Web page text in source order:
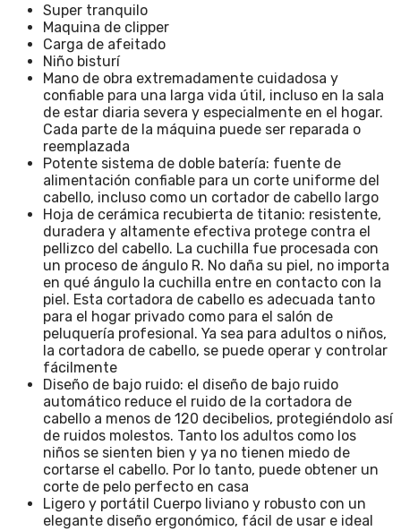
Super tranquilo
Maquina de clipper
Carga de afeitado
Niño bisturí
Mano de obra extremadamente cuidadosa y
confiable para una larga vida útil, incluso en la sala
de estar diaria severa y especialmente en el hogar.
Cada parte de la máquina puede ser reparada o
reemplazada
Potente sistema de doble batería: fuente de
alimentación confiable para un corte uniforme del
cabello, incluso como un cortador de cabello largo
Hoja de cerámica recubierta de titanio: resistente,
duradera y altamente efectiva protege contra el
pellizco del cabello. La cuchilla fue procesada con
un proceso de ángulo R. No daña su piel, no importa
en qué ángulo la cuchilla entre en contacto con la
piel. Esta cortadora de cabello es adecuada tanto
para el hogar privado como para el salón de
peluquería profesional. Ya sea para adultos o niños,
la cortadora de cabello, se puede operar y controlar
fácilmente
Diseño de bajo ruido: el diseño de bajo ruido
automático reduce el ruido de la cortadora de
cabello a menos de 120 decibelios, protegiéndolo así
de ruidos molestos. Tanto los adultos como los
niños se sienten bien y ya no tienen miedo de
cortarse el cabello. Por lo tanto, puede obtener un
corte de pelo perfecto en casa
Ligero y portátil Cuerpo liviano y robusto con un
elegante diseño ergonómico, fácil de usar e ideal